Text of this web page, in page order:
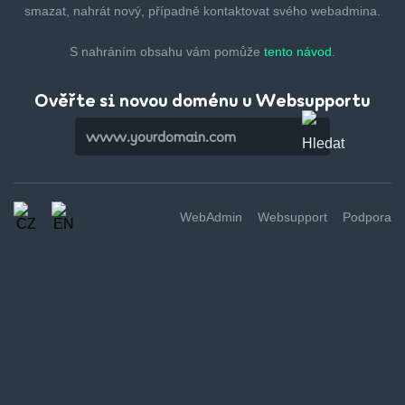
smazat, nahrát nový, případně kontaktovat svého webadmina.
S nahráním obsahu vám pomůže tento návod.
Ověřte si novou doménu u Websupportu
WebAdmin Websupport Podpora